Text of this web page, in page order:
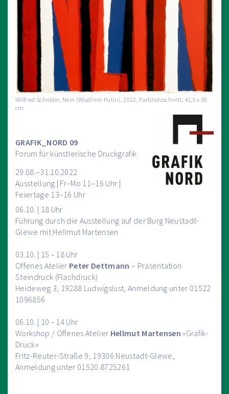
Wilfried Schröder, Nein (Wladimir Putin), 2022, Farbholzschnitt, 42,5 x 30
cm
GRAFIK_NORD 09
Forum für künstlerische Druckgrafik
29.08.–31.10.2022
Ausstellung | Fr–Mo 11–16 Uhr |
Feiertage 13–16 Uhr
06.10. | 18 Uhr
Führung durch die Ausstellung auf der Burg Neustadt-
Glewe mit Hellmut Martensen
03.10. | 15 – 18 Uhr
Offenes Atelier Peter Dettmann – Präsentation
Steindruck (Flachdruck)
Heideweg 3, 19288 Ludwigslust, Anmeldung unter 01522
1096856
06.10. | 10 – 14 Uhr
Workshop / Offenes Atelier Hellmut Martensen »Grafik-
Druck«
Fritz-Reuter-Straße 9, 19306 Neustadt-Glewe,
Anmeldung unter 01520 8725261